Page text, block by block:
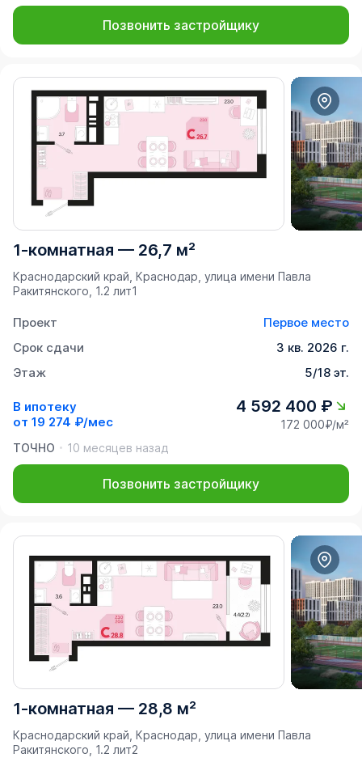
Позвонить застройщику
1-комнатная — 26,7 м²
Краснодарский край, Краснодар, улица имени Павла
Ракитянского, 1.2 лит1
Проект
Первое место
Срок сдачи
3 кв. 2026 г.
Этаж
5/18 эт.
В ипотеку
от 19 274 ₽/мес
4 592 400 ₽
172 000₽/м²
ТОЧНО
10 месяцев назад
Позвонить застройщику
1-комнатная — 28,8 м²
Краснодарский край, Краснодар, улица имени Павла
Ракитянского, 1.2 лит2